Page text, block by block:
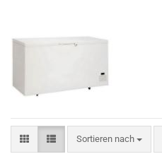
Sortieren nach
Sortieren nach